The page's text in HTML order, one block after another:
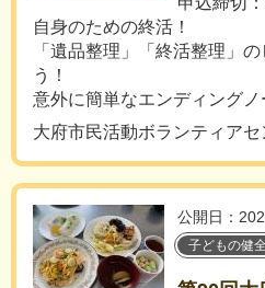
自身のための終活！
「遺品整理」「終活整理」
う！
意外に簡単なエンディングノ
大府市民活動ボランティアセ
公開日：
子どもの健